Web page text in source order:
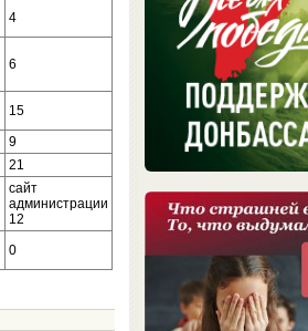
4
6
15
9
21
сайт
администрации
12
0